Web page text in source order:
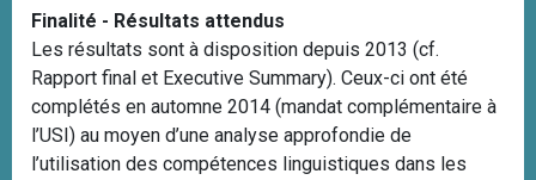
Finalité - Résultats attendus
Les résultats sont à disposition depuis 2013 (cf.
Rapport final et Executive Summary). Ceux-ci ont été
complétés en automne 2014 (mandat complémentaire à
l’USI) au moyen d’une analyse approfondie de
l’utilisation des compétences linguistiques dans les